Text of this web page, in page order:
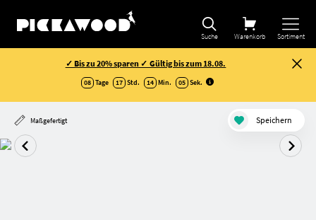
Suche Warenkorb Sortiment
✓ Bis zu 20% sparen ✓ Gültig bis zum 18.08.
08 Tage 17 Std. 14 Min. 04 Sek.
Maßgefertigt Speichern